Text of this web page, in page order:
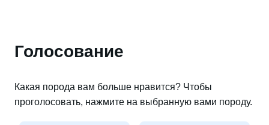
Голосование
Какая порода вам больше нравится? Чтобы
проголосовать, нажмите на выбранную вами породу.